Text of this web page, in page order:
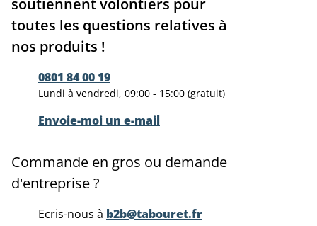
soutiennent volontiers pour
toutes les questions relatives à
nos produits !
0801 84 00 19
Lundi à vendredi, 09:00 - 15:00 (gratuit)
Envoie-moi un e-mail
Commande en gros ou demande
d'entreprise ?
Ecris-nous à b2b@tabouret.fr